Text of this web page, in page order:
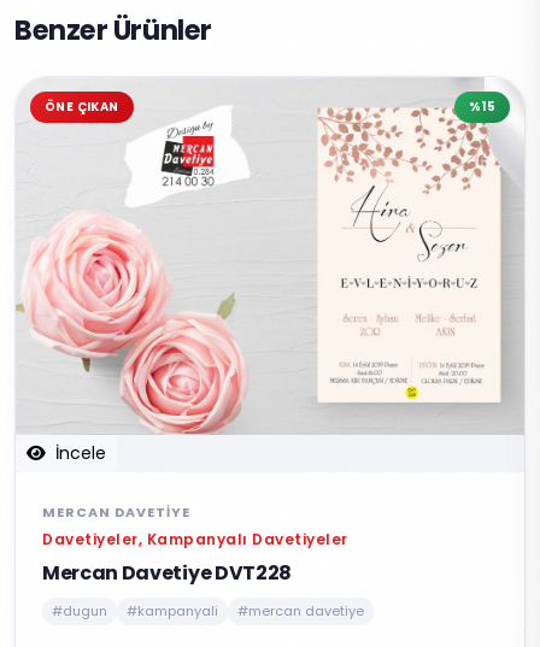
Benzer Ürünler
İncele
ÖNE ÇIKAN %15
MERCAN DAVETIYE
Davetiyeler, Kampanyalı Davetiyeler
Mercan Davetiye DVT228
#dugun #kampanyali #mercan davetiye